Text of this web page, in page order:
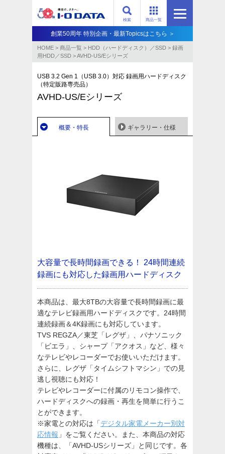
商品一覧
検索
創業50周年 特別企画・最新Topicsはこちら ＞
HOME > 商品一覧 > HDD（ハードディスク）／SSD > 録画
用HDD／SSD >AVHD-US/Eシリーズ
USB 3.2 Gen 1（USB 3.0）対応 録画用ハードディスク
（特定販路専売品）
AVHD-US/Eシリーズ
概要・特長 ギャラリー・仕様
大容量で長時間録画できる！
24時間連続
録画にも対応した録画用ハードディスク
本商品は、最大8TBの大容量で長時間録画に最
適なテレビ録画用ハードディスクです。24時間
連続録画＆4K録画にも対応しています。
TVS REGZA／東芝「レグザ」、パナソニック
「ビエラ」、シャープ「アクオス」など、様々
なテレビやレコーダーでお使いいただけます。
さらに、レグザ「タイムシフトマシン」での見
逃し視聴にも対応！
テレビやレコーダーに付属のリモコン操作で、
ハードディスクへの録画・再生を簡単に行うこ
とができます。
※家電との対応は「デジタル家電メーカー別対
応情報 」をご覧ください。また、本商品の対応
機種は、「AVHD-USシリーズ」と同じです。各